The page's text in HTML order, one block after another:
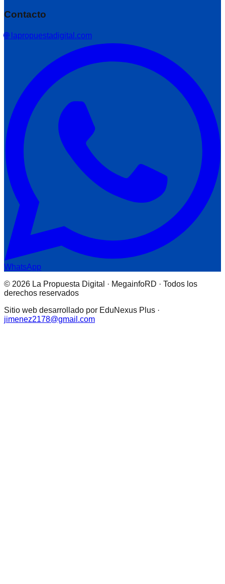
Contacto
🌐 lapropuestadigital.com
WhatsApp
© 2026 La Propuesta Digital · MegainfoRD · Todos los
derechos reservados
Sitio web desarrollado por EduNexus Plus ·
jimenez2178@gmail.com